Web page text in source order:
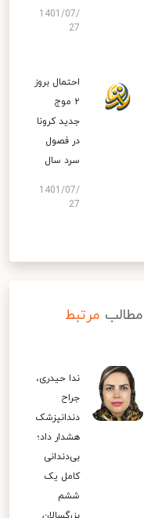
1401/07/
27
احتمال بروز
۲ موج
جدید کرونا
در فصول
سرد سال
1401/07/
27
مطالب مرتبط
ندا حیدری،
جراح
دندانپزشک
هشدار داد؛
بی‌دندانی
کامل یک
ششم